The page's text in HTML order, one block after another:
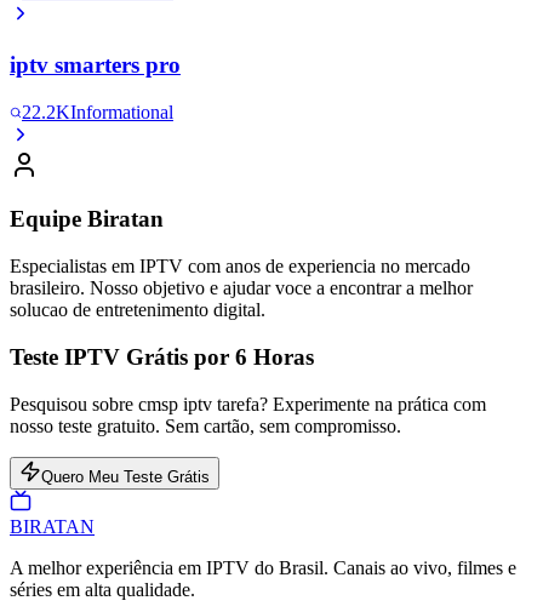
iptv smarters pro
22.2KInformational
Equipe Biratan
Especialistas em IPTV com anos de experiencia no mercado
brasileiro. Nosso objetivo e ajudar voce a encontrar a melhor
solucao de entretenimento digital.
Teste IPTV Grátis por 6 Horas
Pesquisou sobre cmsp iptv tarefa? Experimente na prática com
nosso teste gratuito. Sem cartão, sem compromisso.
Quero Meu Teste Grátis
BIRATAN
A melhor experiência em IPTV do Brasil. Canais ao vivo, filmes e
séries em alta qualidade.